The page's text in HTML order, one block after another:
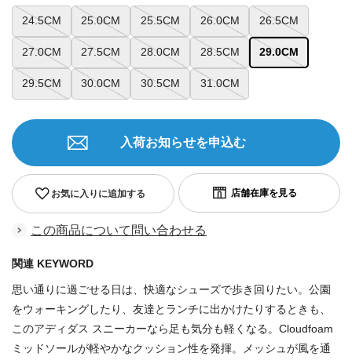
24.5CM 25.0CM 25.5CM 26.0CM 26.5CM
27.0CM 27.5CM 28.0CM 28.5CM 29.0CM
29.5CM 30.0CM 30.5CM 31.0CM
お気に入りに追加する
入荷お知らせを申込む
この商品について問い合わせる
関連 KEYWORD
思い通りに過ごせる日は、快適なシューズで歩き回りたい。公園
をウォーキングしたり、友達とランチに出かけたりするときも、
このアディダス スニーカーなら足も気分も軽くなる。Cloudfoam
ミッドソールが軽やかなクッション性を発揮。メッシュが風を通